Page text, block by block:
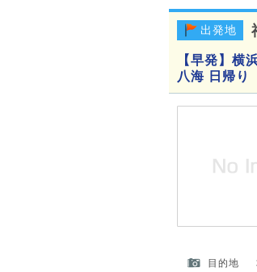
出発地
【早発】横
八海 日帰り
目的地